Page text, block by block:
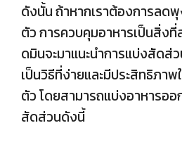
ดังนั้น ถ้าหากเราต้องการลด
ตัว การควบคุมอาหารเป็นสิ่ง
ดมินจะมาแนะนำการแบ่งสัดส่ว
เป็นวิธีที่ง่ายและมีประสิทธิภา
ตัว โดยสามารถแบ่งอาหารออ
สัดส่วนดังนี้